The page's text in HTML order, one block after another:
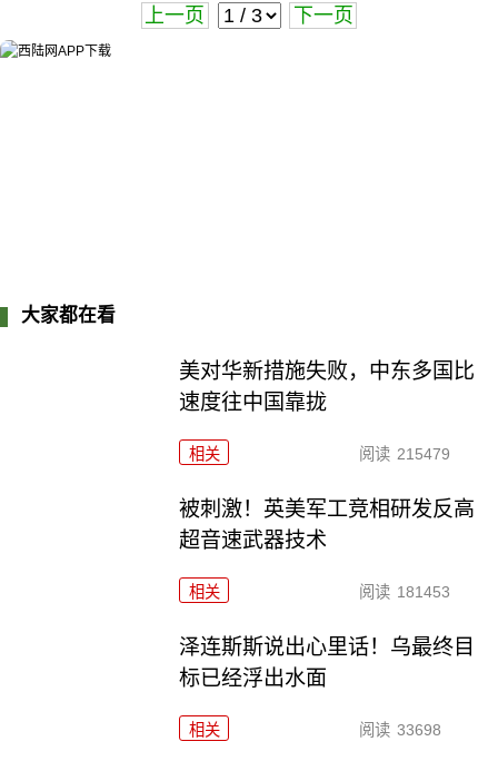
上一页 下一页
大家都在看
美对华新措施失败，中东多国比
速度往中国靠拢
相关 阅读 215479
被刺激！英美军工竞相研发反高
超音速武器技术
相关 阅读 181453
泽连斯斯说出心里话！乌最终目
标已经浮出水面
相关 阅读 33698